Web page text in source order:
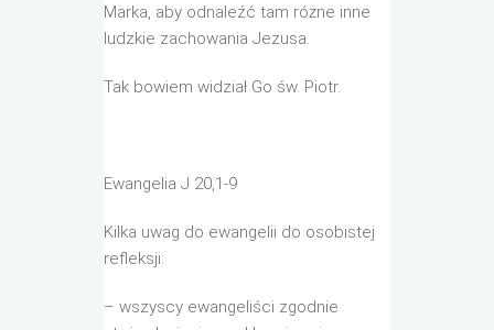
Marka, aby odnaleźć tam różne inne
ludzkie zachowania Jezusa.
Tak bowiem widział Go św. Piotr.
Ewangelia J 20,1-9
Kilka uwag do ewangelii do osobistej
refleksji:
– wszyscy ewangeliści zgodnie